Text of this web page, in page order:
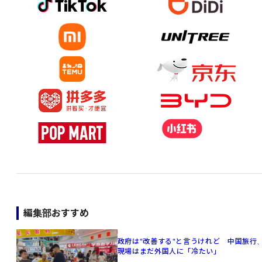
編集部おすすめ
政府は"改善する"と言うけれど 中国旅行
現場はまだ外国人に「冷たい」